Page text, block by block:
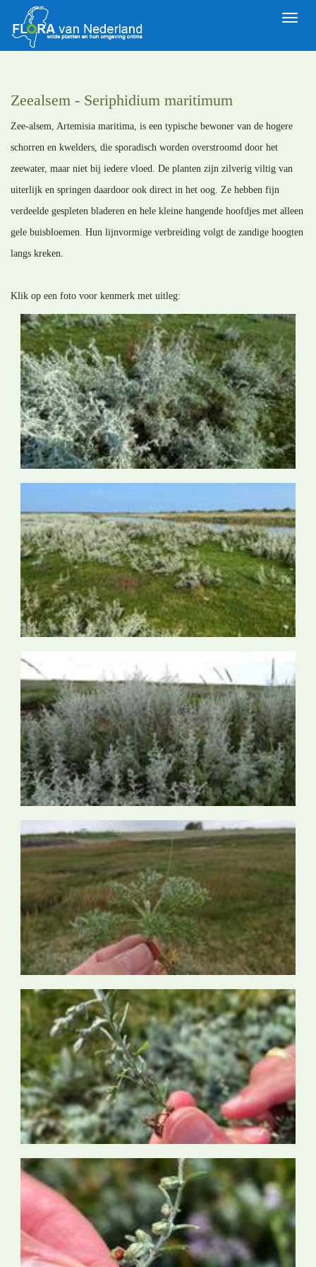
Toggle
Zeealsem - Seriphidium maritimum
Zee-alsem, Artemisia maritima, is een typische bewoner van de hogere
schorren en kwelders, die sporadisch worden overstroomd door het
zeewater, maar niet bij iedere vloed. De planten zijn zilverig viltig van
uiterlijk en springen daardoor ook direct in het oog. Ze hebben fijn
verdeelde gespleten bladeren en hele kleine hangende hoofdjes met alleen
gele buisbloemen. Hun lijnvormige verbreiding volgt de zandige hoogten
langs kreken.
Klik op een foto voor kenmerk met uitleg: